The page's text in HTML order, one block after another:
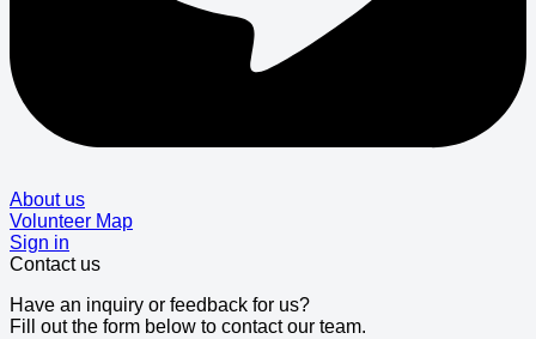
About us
Volunteer Map
Sign in
Contact us
Have an inquiry or feedback for us?
Fill out the form below to contact our team.